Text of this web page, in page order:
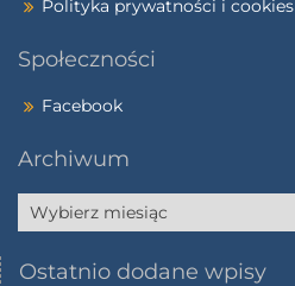
Polityka prywatności i cookies
Społeczności
Facebook
Archiwum
Ostatnio dodane wpisy